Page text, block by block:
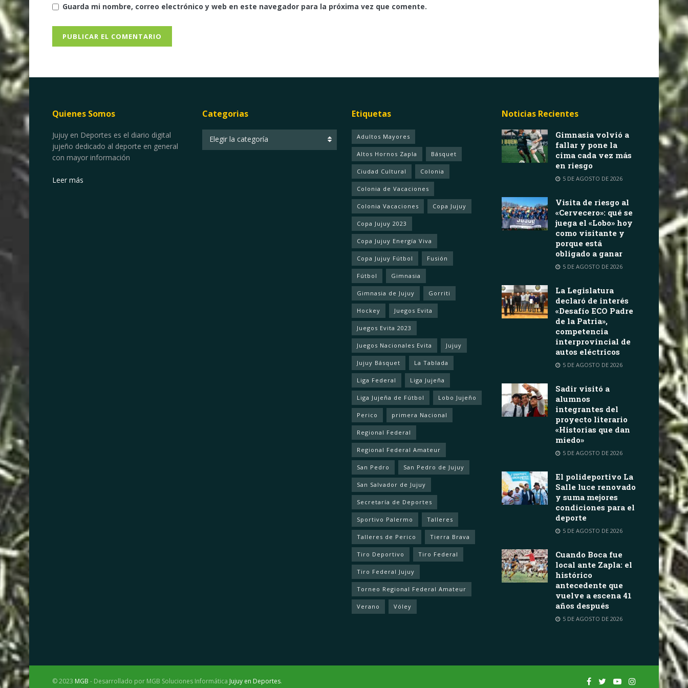
Guarda mi nombre, correo electrónico y web en este navegador para la próxima vez que comente.
Quienes Somos
Jujuy en Deportes es el diario digital
jujeño dedicado al deporte en general
con mayor información
Leer más
Categorias
Categorias
Elegir la categoría
Etiquetas
Adultos Mayores
Altos Hornos Zapla Básquet
Ciudad Cultural Colonia
Colonia de Vacaciones
Colonia Vacaciones Copa Jujuy
Copa Jujuy 2023
Copa Jujuy Energía Viva
Copa Jujuy Fútbol Fusión
Fútbol Gimnasia
Gimnasia de Jujuy Gorriti
Hockey Juegos Evita
Juegos Evita 2023
Juegos Nacionales Evita Jujuy
Jujuy Básquet La Tablada
Liga Federal Liga Jujeña
Liga Jujeña de Fútbol Lobo Jujeño
Perico primera Nacional
Regional Federal
Regional Federal Amateur
San Pedro San Pedro de Jujuy
San Salvador de Jujuy
Secretaría de Deportes
Sportivo Palermo Talleres
Talleres de Perico Tierra Brava
Tiro Deportivo Tiro Federal
Tiro Federal Jujuy
Torneo Regional Federal Amateur
Verano Vóley
Noticias Recientes
Gimnasia volvió a
fallar y pone la
cima cada vez más
en riesgo
5 DE AGOSTO DE 2026
Visita de riesgo al
«Cervecero»: qué se
juega el «Lobo» hoy
como visitante y
porque está
obligado a ganar
5 DE AGOSTO DE 2026
La Legislatura
declaró de interés
«Desafío ECO Padre
de la Patria»,
competencia
interprovincial de
autos eléctricos
5 DE AGOSTO DE 2026
Sadir visitó a
alumnos
integrantes del
proyecto literario
«Historias que dan
miedo»
5 DE AGOSTO DE 2026
El polideportivo La
Salle luce renovado
y suma mejores
condiciones para el
deporte
5 DE AGOSTO DE 2026
Cuando Boca fue
local ante Zapla: el
histórico
antecedente que
vuelve a escena 41
años después
5 DE AGOSTO DE 2026
© 2023 MGB - Desarrollado por MGB Soluciones Informática Jujuy en Deportes.